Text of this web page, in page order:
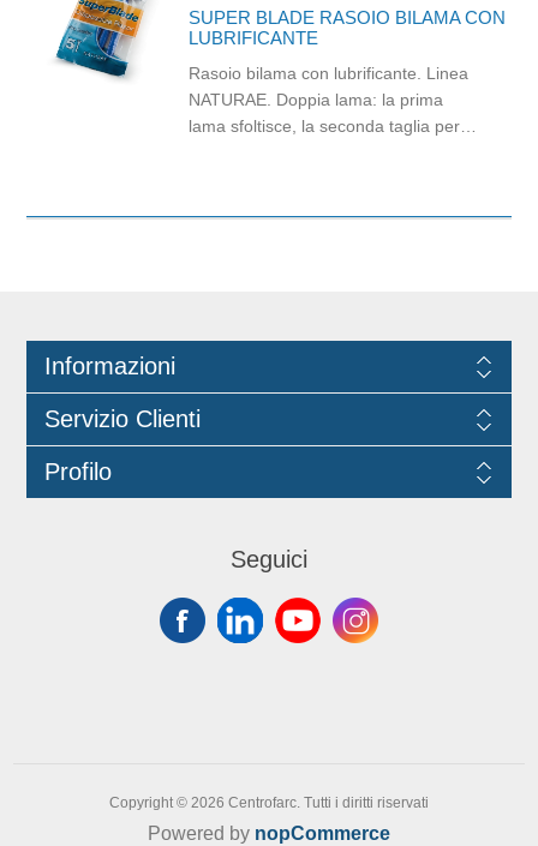
SUPER BLADE RASOIO BILAMA CON
LUBRIFICANTE
Rasoio bilama con lubrificante. Linea
NATURAE. Doppia lama: la prima
lama sfoltisce, la seconda taglia per
confortevole e dalla maggiore durata,
Informazioni
Servizio Clienti
Profilo
Seguici
Copyright © 2026 Centrofarc. Tutti i diritti riservati
Powered by nopCommerce